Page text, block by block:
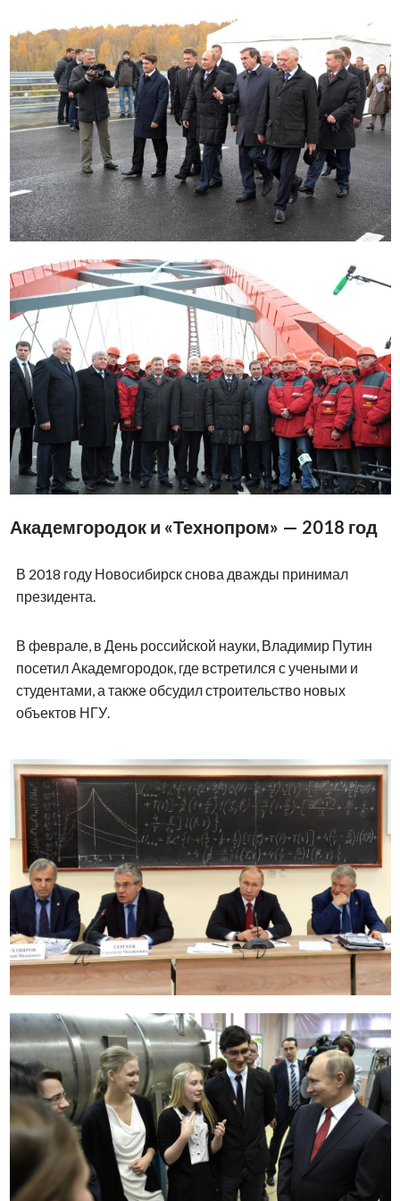
Академгородок и «Технопром» — 2018 год
В 2018 году Новосибирск снова дважды принимал
президента.
В феврале, в День российской науки, Владимир Путин
посетил Академгородок, где встретился с учеными и
студентами, а также обсудил строительство новых
объектов НГУ.